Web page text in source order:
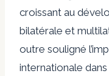
croissant au
bilatérale et
outre souligné
internationale dans